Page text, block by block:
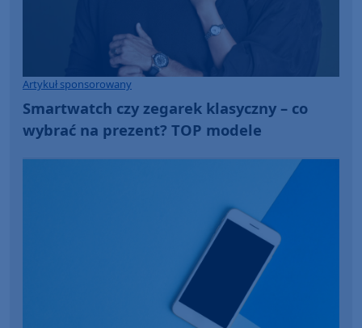
Artykuł sponsorowany
Smartwatch czy zegarek klasyczny – co
wybrać na prezent? TOP modele